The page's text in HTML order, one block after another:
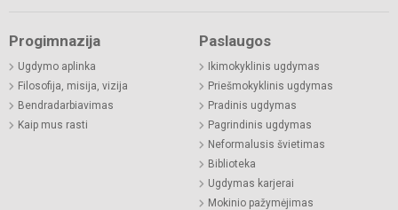
Progimnazija
Ugdymo aplinka
Filosofija, misija, vizija
Bendradarbiavimas
Kaip mus rasti
Paslaugos
Ikimokyklinis ugdymas
Priešmokyklinis ugdymas
Pradinis ugdymas
Pagrindinis ugdymas
Neformalusis švietimas
Biblioteka
Ugdymas karjerai
Mokinio pažymėjimas